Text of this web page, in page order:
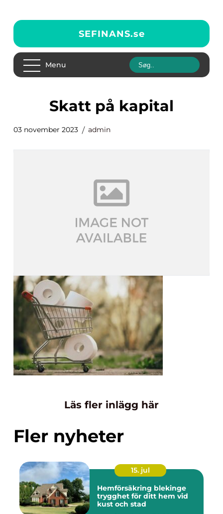
SEFINANS.se
Menu
skatt på kapital
03 november 2023 admin
Läs fler inlägg här
Fler nyheter
15. jul
Hemförsäkring blekinge
trygghet för ditt hem vid
kust och stad